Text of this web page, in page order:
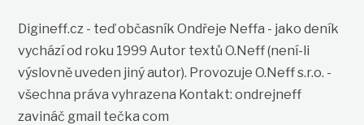
Digineff.cz - teď občasník Ondřeje Neffa - jako deník
vychází od roku 1999 Autor textů O.Neff (není-li
výslovně uveden jiný autor). Provozuje O.Neff s.r.o. -
všechna práva vyhrazena Kontakt: ondrejneff
zavináč gmail tečka com